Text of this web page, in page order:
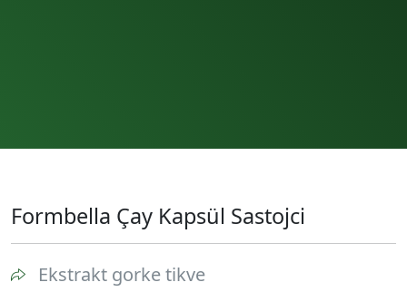
Formbella Çay Kapsül Sastojci
Ekstrakt gorke tikve